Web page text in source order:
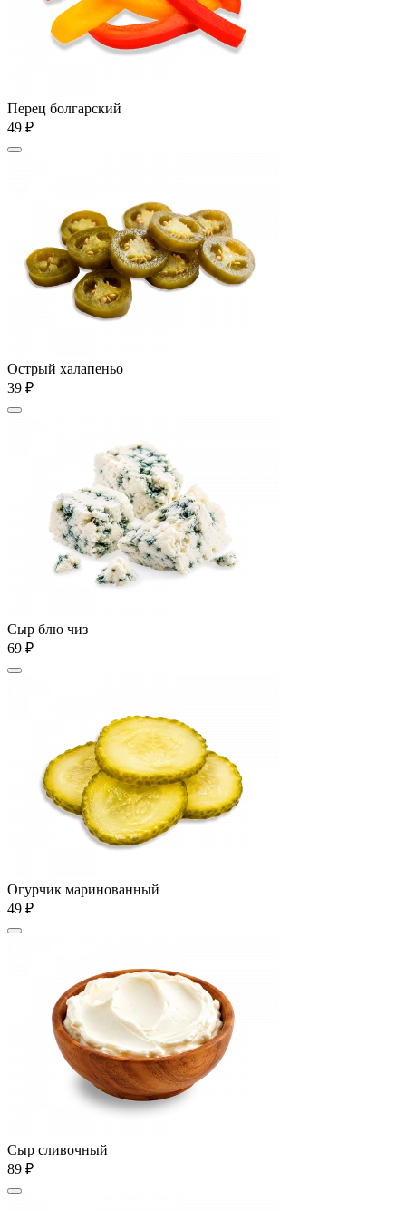
Перец болгарский
49 ₽
Острый халапеньо
39 ₽
Сыр блю чиз
69 ₽
Огурчик маринованный
49 ₽
Сыр сливочный
89 ₽